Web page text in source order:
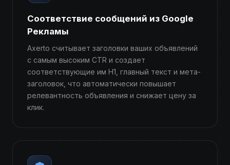
Соответствие сообщений из Google
Рекламы
Axerto считывает заголовки ваших объявлений
с самым высоким CTR и создает
соответствующие им H1, главный текст и мета-
заголовок, что автоматически повышает
релевантность объявления и снижает цену за
клик.